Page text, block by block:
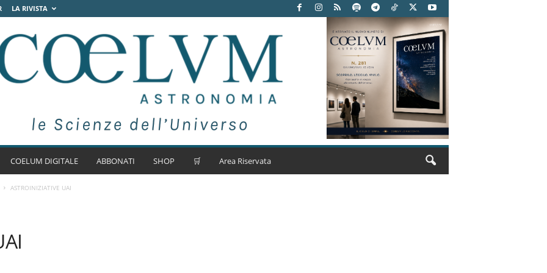
LA RIVISTA
COELUM DIGITALE ABBONATI SHOP 🛒 Area Riservata
ASTROINIZIATIVE UAI